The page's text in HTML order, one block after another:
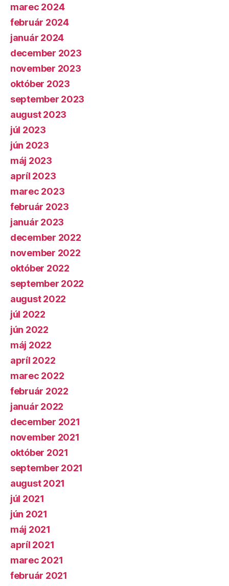
marec 2024
február 2024
január 2024
december 2023
november 2023
október 2023
september 2023
august 2023
júl 2023
jún 2023
máj 2023
apríl 2023
marec 2023
február 2023
január 2023
december 2022
november 2022
október 2022
september 2022
august 2022
júl 2022
jún 2022
máj 2022
apríl 2022
marec 2022
február 2022
január 2022
december 2021
november 2021
október 2021
september 2021
august 2021
júl 2021
jún 2021
máj 2021
apríl 2021
marec 2021
február 2021